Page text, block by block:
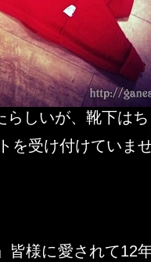
らしいが、靴下は
を受け付けていま
皆様に愛されて12